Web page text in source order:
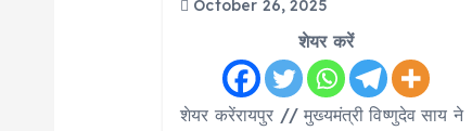
October 26, 2025
शेयर करें
शेयर करेंरायपुर // मुख्यमंत्री विष्णुदेव साय ने